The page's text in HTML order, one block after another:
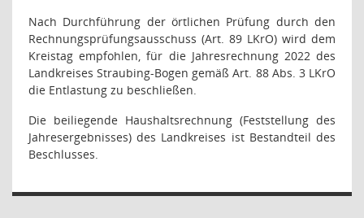
Nach Durchführung der örtlichen Prüfung durch den
Rechnungsprüfungsausschuss (Art. 89 LKrO) wird dem
Kreistag empfohlen, für die Jahresrechnung 2022 des
Landkreises Straubing-Bogen gemäß Art. 88 Abs. 3 LKrO
die Entlastung zu beschließen.
Die beiliegende Haushaltsrechnung (Feststellung des
Jahresergebnisses) des Landkreises ist Bestandteil des
Beschlusses.